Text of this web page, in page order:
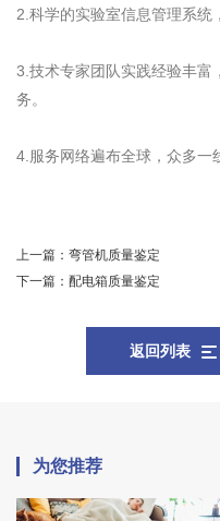
2.科学的实验室信息管理系统
3.技术专家团队实践经验丰富
务。
4.服务网络遍布全球，众多一
上一篇： 弯管机质量鉴定
下一篇： 配电箱质量鉴定
返回列表
为您推荐